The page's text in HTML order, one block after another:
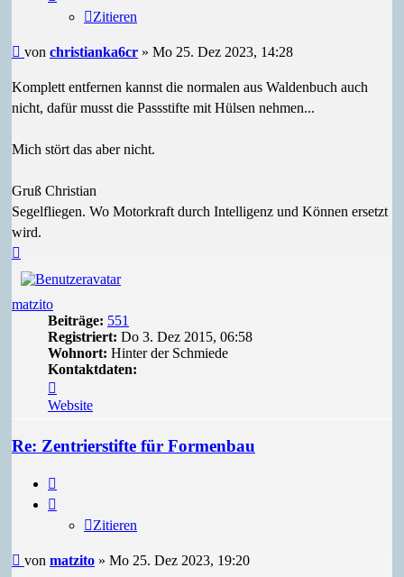
Zitieren
Beitrag
von christianka6cr » Mo 25. Dez 2023, 14:28
Komplett entfernen kannst die normalen aus Waldenbuch auch
nicht, dafür musst die Passstifte mit Hülsen nehmen...
Mich stört das aber nicht.
Gruß Christian
Segelfliegen. Wo Motorkraft durch Intelligenz und Können ersetzt
wird.
matzito
Beiträge: 551
Registriert: Do 3. Dez 2015, 06:58
Wohnort: Hinter der Schmiede
Kontaktdaten:
von
matzito
Website
Re: Zentrierstifte für Formenbau
Zitieren
Beitrag
von matzito » Mo 25. Dez 2023, 19:20